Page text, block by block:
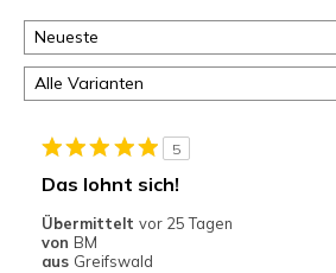
5
Das lohnt sich!
Übermittelt vor 25 Tagen
von BM
aus Greifswald